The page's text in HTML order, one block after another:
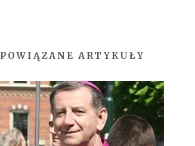
POWIĄZANE ARTYKUŁY